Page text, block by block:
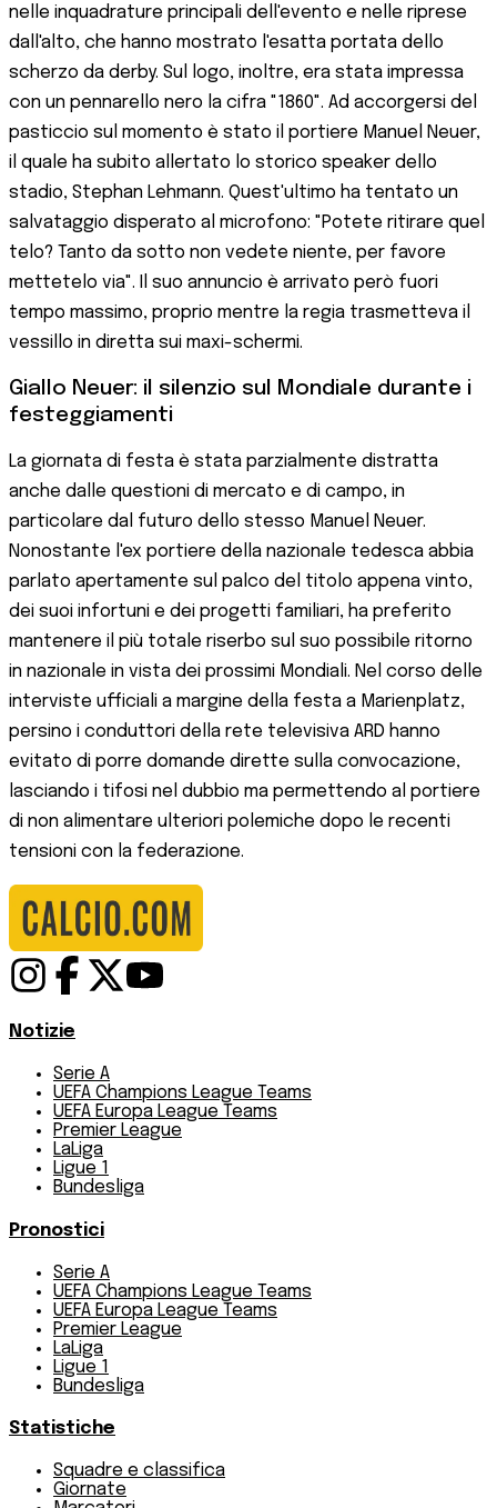
nelle inquadrature principali dell'evento e nelle riprese
dall'alto, che hanno mostrato l'esatta portata dello
scherzo da derby. Sul logo, inoltre, era stata impressa
con un pennarello nero la cifra "1860". Ad accorgersi del
pasticcio sul momento è stato il portiere Manuel Neuer,
il quale ha subito allertato lo storico speaker dello
stadio, Stephan Lehmann. Quest'ultimo ha tentato un
salvataggio disperato al microfono: "Potete ritirare quel
telo? Tanto da sotto non vedete niente, per favore
mettetelo via". Il suo annuncio è arrivato però fuori
tempo massimo, proprio mentre la regia trasmetteva il
vessillo in diretta sui maxi-schermi.
Giallo Neuer: il silenzio sul Mondiale durante i
festeggiamenti
La giornata di festa è stata parzialmente distratta
anche dalle questioni di mercato e di campo, in
particolare dal futuro dello stesso Manuel Neuer.
Nonostante l'ex portiere della nazionale tedesca abbia
parlato apertamente sul palco del titolo appena vinto,
dei suoi infortuni e dei progetti familiari, ha preferito
mantenere il più totale riserbo sul suo possibile ritorno
in nazionale in vista dei prossimi Mondiali. Nel corso delle
interviste ufficiali a margine della festa a Marienplatz,
persino i conduttori della rete televisiva ARD hanno
evitato di porre domande dirette sulla convocazione,
lasciando i tifosi nel dubbio ma permettendo al portiere
di non alimentare ulteriori polemiche dopo le recenti
tensioni con la federazione.
Notizie
Serie A
UEFA Champions League Teams
UEFA Europa League Teams
Premier League
LaLiga
Ligue 1
Bundesliga
Pronostici
Serie A
UEFA Champions League Teams
UEFA Europa League Teams
Premier League
LaLiga
Ligue 1
Bundesliga
Statistiche
Squadre e classifica
Giornate